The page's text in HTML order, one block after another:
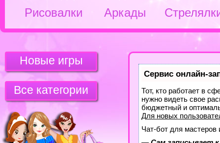
Рисовалки
Аркады
Сервис онлайн-
Тот, кто работает в
нужно видеть свое
бюджетный и
Для новых
Чат-бот для мастеров
Новые игры
Все категории